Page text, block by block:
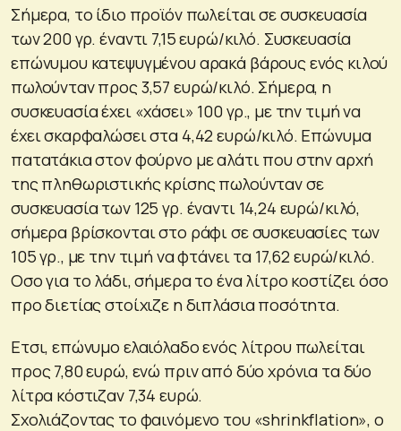
Σήμερα, το ίδιο προϊόν πωλείται σε συσκευασία
των 200 γρ. έναντι 7,15 ευρώ/κιλό. Συσκευασία
επώνυμου κατεψυγμένου αρακά βάρους ενός κιλού
πωλούνταν προς 3,57 ευρώ/κιλό. Σήμερα, η
συσκευασία έχει «χάσει» 100 γρ., με την τιμή να
έχει σκαρφαλώσει στα 4,42 ευρώ/κιλό. Επώνυμα
πατατάκια στον φούρνο με αλάτι που στην αρχή
της πληθωριστικής κρίσης πωλούνταν σε
συσκευασία των 125 γρ. έναντι 14,24 ευρώ/κιλό,
σήμερα βρίσκονται στο ράφι σε συσκευασίες των
105 γρ., με την τιμή να φτάνει τα 17,62 ευρώ/κιλό.
Οσο για το λάδι, σήμερα το ένα λίτρο κοστίζει όσο
προ διετίας στοίχιζε η διπλάσια ποσότητα.
Ετσι, επώνυμο ελαιόλαδο ενός λίτρου πωλείται
προς 7,80 ευρώ, ενώ πριν από δύο χρόνια τα δύο
λίτρα κόστιζαν 7,34 ευρώ.
Σχολιάζοντας το φαινόμενο του «shrinkflation», ο